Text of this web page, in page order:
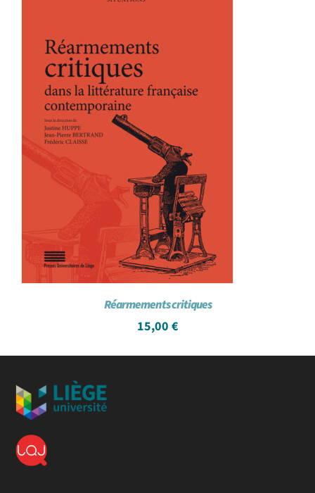
Réarmements critiques
15,00 €